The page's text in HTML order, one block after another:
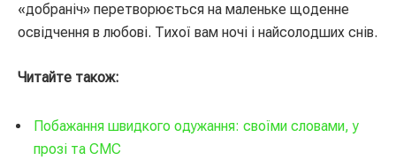
«добраніч» перетворюється на маленьке щоденне
освідчення в любові. Тихої вам ночі і найсолодших снів.
Читайте також:
Побажання швидкого одужання: своїми словами, у
прозі та СМС